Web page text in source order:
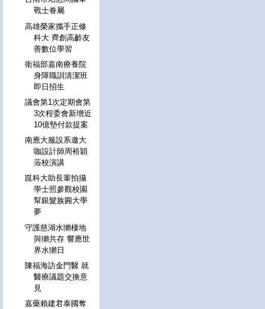
戰士眷屬
高雄榮家攜手正修
科大 齊創高齡友
善數位學習
衛福部嘉南療養院
身障職訓清潔班
即日招生
議會第1次定期會第
3次程委會新增近
10億墊付款提案
南應大服設系邀大
咖設計師周裕穎
蒞校演講
崑科大助長輩拍攝
學士照參觀校園
幫銀髮族圓大學
夢
守護慈湖水獺棲地
與獺共存 響應世
界水獺日
陳福海訪金門醫 就
醫療議題交換意
見
嘉藥賴建君泰國奪